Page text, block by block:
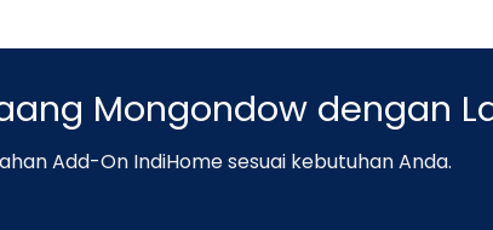
Mongondow dengan
Add-On IndiHome sesuai kebutuhan Anda.